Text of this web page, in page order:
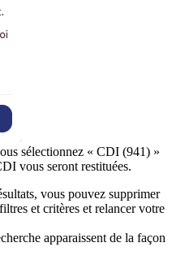
sélectionnez « CDI (941) »
vous seront restituées.
vous pouvez supprimer
et critères et relancer votre
apparaissent de la façon